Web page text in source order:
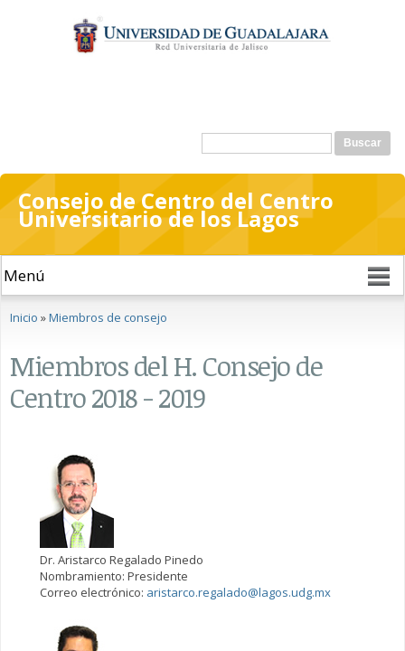
contenido
principal
Formulario de búsqueda
Buscar
Consejo de Centro del Centro
Universitario de los Lagos
Se encuentra usted aquí
Inicio »Miembros de consejo
Miembros del H. Consejo de
Centro 2018 - 2019
Dr. Aristarco Regalado Pinedo
Nombramiento: Presidente
Correo electrónico: aristarco.regalado@lagos.udg.mx